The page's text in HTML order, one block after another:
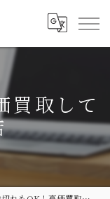
買取して